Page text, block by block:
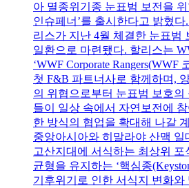
아 멸종위기종 눈표범 보전을
인슈페너’를 출시한다고 밝혔
리스가 지난 4월 체결한 눈표범
일환으로 마련됐다. 할리스는
‘WWF Corporate Rangers(WWF
첫 F&B 파트너사로 함께하며,
의 위협으로부터 눈표범 보호
들이 일상 속에서 자연보전에
한 방식의 협업을 확대해 나갈
중앙아시아와 히말라야 산맥 일
고산지대에 서식하는 최상위 포
균형을 유지하는 ‘핵심종
기후위기로 인한 서식지 변화와